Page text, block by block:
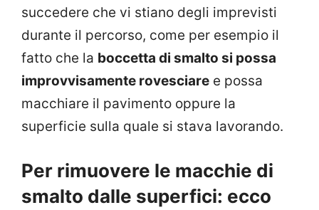
succedere che vi stiano degli imprevisti
durante il percorso, come per esempio il
fatto che la boccetta di smalto si possa
improvvisamente rovesciare e possa
macchiare il pavimento oppure la
superficie sulla quale si stava lavorando.
Per rimuovere le macchie di
smalto dalle superfici: ecco